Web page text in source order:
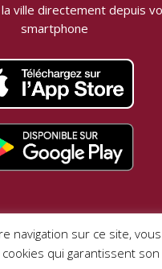
ville directement depuis
smartphone
| DONNÉES
navigation sur ce site,
qui garantissent